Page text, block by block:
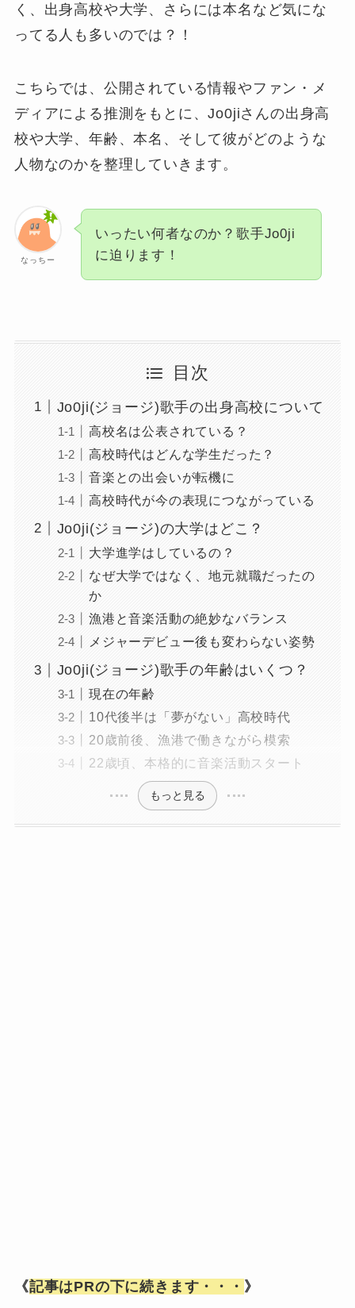
く、出身高校や大学、さらには本名など気にな
ってる人も多いのでは？！
こちらでは、公開されている情報やファン・メ
ディアによる推測をもとに、Jo0jiさんの出身高
校や大学、年齢、本名、そして彼がどのような
人物なのかを整理していきます。
なっちー
いったい何者なのか？歌手Jo0ji
に迫ります！
目次
Jo0ji(ジョージ)歌手の出身高校について
高校名は公表されている？
高校時代はどんな学生だった？
音楽との出会いが転機に
高校時代が今の表現につながっている
Jo0ji(ジョージ)の大学はどこ？
大学進学はしているの？
なぜ大学ではなく、地元就職だったの
か
漁港と音楽活動の絶妙なバランス
メジャーデビュー後も変わらない姿勢
Jo0ji(ジョージ)歌手の年齢はいくつ？
現在の年齢
10代後半は「夢がない」高校時代
20歳前後、漁港で働きながら模索
22歳頃、本格的に音楽活動スタート
もっと見る
《記事はPRの下に続きます・・・ 》